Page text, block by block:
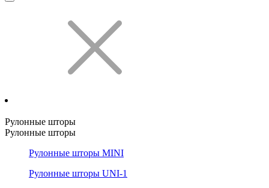
Рулонные шторы
Рулонные шторы
Рулонные шторы MINI
Рулонные шторы UNI-1